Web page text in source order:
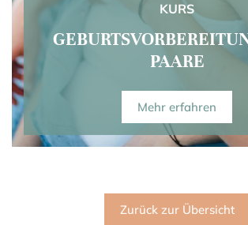
KURS
PAARE
Mehr erfahren
Zurück zur Übersicht